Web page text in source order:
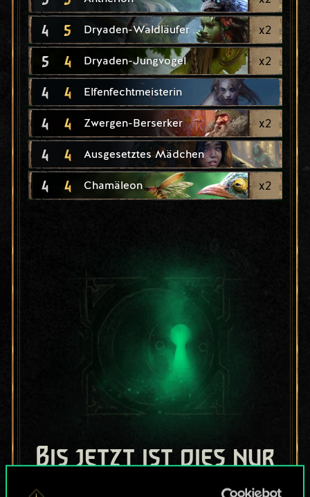
4 5 Dryaden-Waldläufer x2
5 4 Dryaden-Jungvogel x2
4 4 Elfenfechtmeisterin
4 4 Zwergen-Berserker x2
4 4 Ausgesetztes Mädchen
4 4 Chamäleon x2
Bis jetzt ist dies nur
ein geteilter Satz